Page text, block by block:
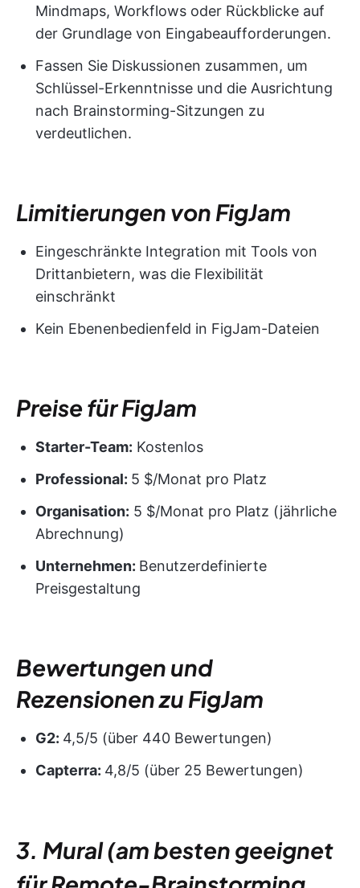
Mindmaps, Workflows oder Rückblicke auf
der Grundlage von Eingabeaufforderungen.
Fassen Sie Diskussionen zusammen, um
Schlüssel-Erkenntnisse und die Ausrichtung
nach Brainstorming-Sitzungen zu
verdeutlichen.
Limitierungen von FigJam
Eingeschränkte Integration mit Tools von
Drittanbietern, was die Flexibilität
einschränkt
Kein Ebenenbedienfeld in FigJam-Dateien
Preise für FigJam
Starter-Team: Kostenlos
Professional: 5 $/Monat pro Platz
Organisation: 5 $/Monat pro Platz (jährliche
Abrechnung)
Unternehmen: Benutzerdefinierte
Preisgestaltung
Bewertungen und
Rezensionen zu FigJam
G2: 4,5/5 (über 440 Bewertungen)
Capterra: 4,8/5 (über 25 Bewertungen)
3. Mural (am besten geeignet